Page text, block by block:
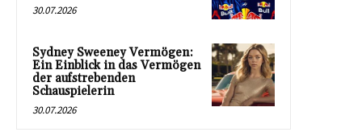
30.07.2026
Sydney Sweeney Vermögen:
Ein Einblick in das Vermögen
der aufstrebenden
Schauspielerin
30.07.2026